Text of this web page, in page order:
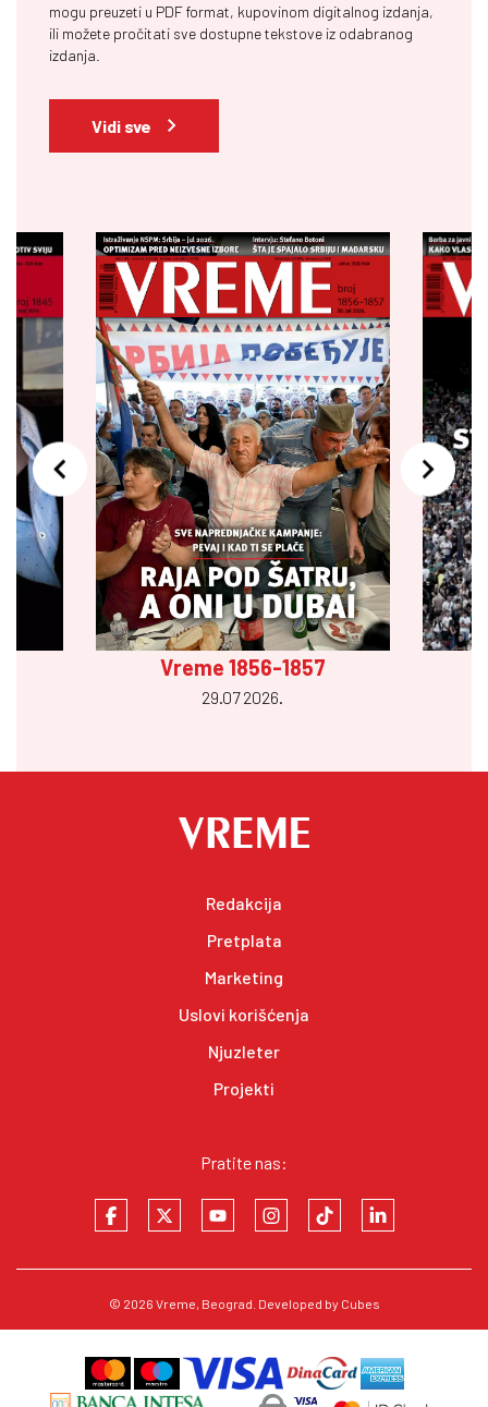
mogu preuzeti u PDF format, kupovinom digitalnog izdanja,
ili možete pročitati sve dostupne tekstove iz odabranog
izdanja.
Vidi sve
Vreme 1856-1857
29.07 2026.
Redakcija
Pretplata
Marketing
Uslovi korišćenja
Njuzleter
Projekti
Pratite nas:
© 2026 Vreme, Beograd. Developed by Cubes